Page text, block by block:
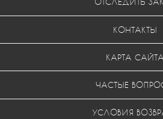
КОНТАКТЫ
КАРТА САЙТА
ЧАСТЫЕ
УСЛОВИЯ